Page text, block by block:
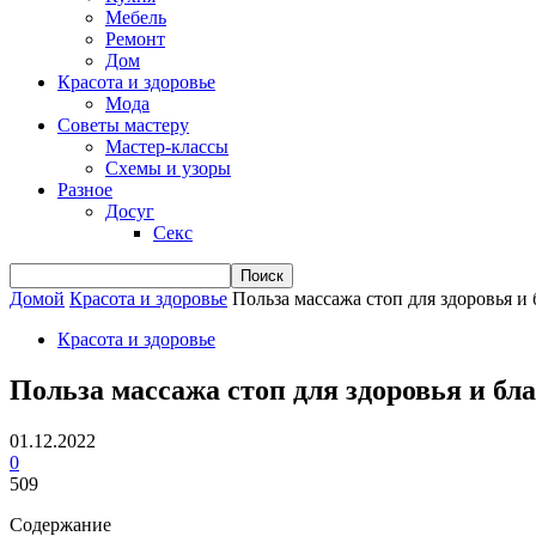
Мебель
Ремонт
Дом
Красота и здоровье
Мода
Советы мастеру
Мастер-классы
Схемы и узоры
Разное
Досуг
Секс
Домой Красота и здоровье Польза массажа стоп для здоровья и
Красота и здоровье
Польза массажа стоп для здоровья и
01.12.2022
0
509
Содержание